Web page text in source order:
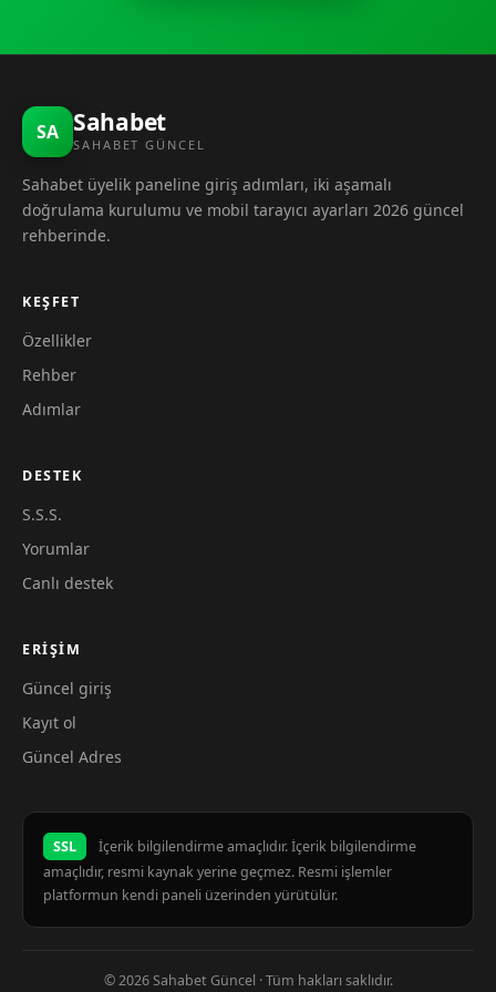
SA Sahabet
SAHABET GÜNCEL
Sahabet üyelik paneline giriş adımları, iki aşamalı
doğrulama kurulumu ve mobil tarayıcı ayarları 2026 güncel
rehberinde.
KEŞFET
Özellikler
Rehber
Adımlar
DESTEK
S.S.S.
Yorumlar
Canlı destek
ERIŞIM
Güncel giriş
Kayıt ol
Güncel Adres
SSL
İçerik bilgilendirme amaçlıdır. İçerik bilgilendirme
amaçlıdır, resmi kaynak yerine geçmez. Resmi işlemler
platformun kendi paneli üzerinden yürütülür.
© 2026 Sahabet Güncel · Tüm hakları saklıdır.